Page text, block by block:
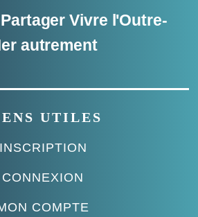
Vivre l'Outre-
autrement
UTILES
INSCRIPTION
CONNEXION
COMPTE